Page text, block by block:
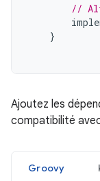
//
}
Ajoutez les
compatibilité
Groovy